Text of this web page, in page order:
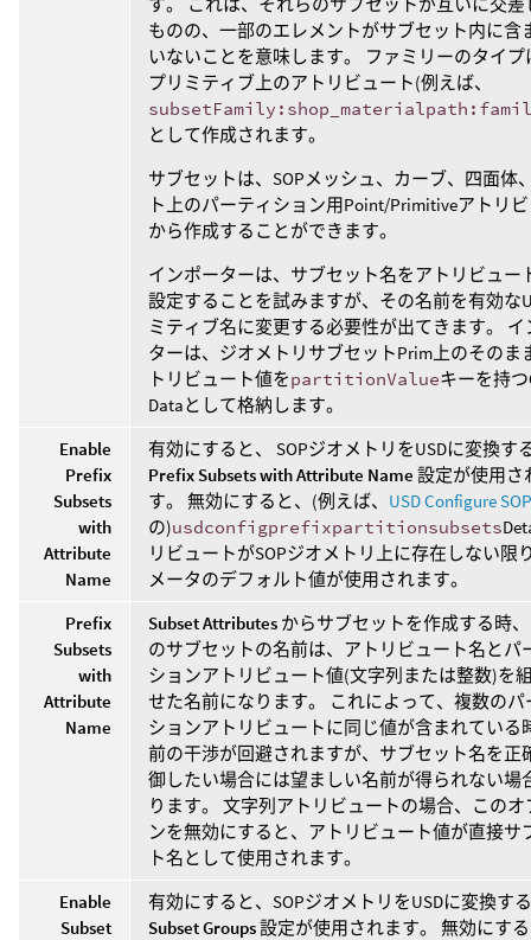
ものの、一部のエレメントがサブセット内に含
いないことを意味します。 ファミリーのタイプ
プリミティブ上のアトリビュート(例えば、
として作成されます。
サブセットは、SOPメッシュ、カーブ、四面体
ト上のパーティション用Point/Primitiveアトリ
から作成することができます。
インポーターは、サブセット名をアトリビュー
設定することを試みますが、その名前を有効な
ミティブ名に変更する必要性が出てきます。 イ
ターは、ジオメトリサブセットPrim上のそのま
トリビュート値をpartitionValueキーを持
Dataとして格納します。
Enable
Prefix
Subsets
with
Attribute
Name
有効にすると、 SOPジオメトリをUSDに変換す
Prefix Subsets with Attribute Name 設定が使用さ
す。 無効にすると、(例えば、 USD Configure SOP
の)usdconfigprefixpartitionsubsets
リビュートがSOPジオメトリ上に存在しない限
メータのデフォルト値が使用されます。
Prefix
Subsets
with
Attribute
Name
Subset Attributes からサブセットを作成する時
のサブセットの名前は、アトリビュート名とパ
ションアトリビュート値(文字列または整数)を
せた名前になります。 これによって、複数のパ
ションアトリビュートに同じ値が含まれている
前の干渉が回避されますが、サブセット名を正
御したい場合には望ましい名前が得られない場
ります。 文字列アトリビュートの場合、このオ
ンを無効にすると、アトリビュート値が直接サ
ト名として使用されます。
Enable
Subset
有効にすると、SOPジオメトリをUSDに変換す
Subset Groups設定が使用されます。 無効にす